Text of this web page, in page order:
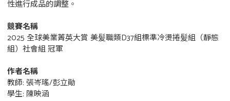
性進行成品的調整。
競賽名稱
2025 全球美業菁英大賞 美髪職類D37組標準冷燙捲髪組（靜態
組）社會組 冠軍
作者名稱
教師: 張岑瑤/彭立勛
學生: 陳映涵